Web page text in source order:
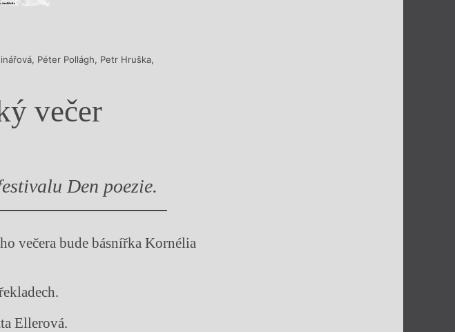
, Péter Pollágh, Petr Hruška,
večer
Den poezie.
večera bude básnířka Kornélia
Ellerová.